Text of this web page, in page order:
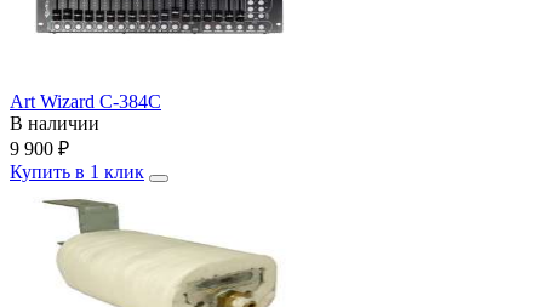
Art Wizard C-384C
В наличии
9 900 ₽
Купить в 1 клик